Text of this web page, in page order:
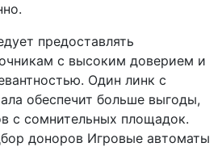
предоставлять
с высоким доверием и
Один линк с
обеспечит больше выгоды,
с сомнительных площадок.
доноров Игровые автоматы